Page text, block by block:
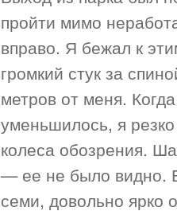
пройти мимо
вправо. Я бежал к
громкий стук за
метров от меня.
уменьшилось, я
колеса обозрения.
— ее не было видно.
семи, довольно ярко